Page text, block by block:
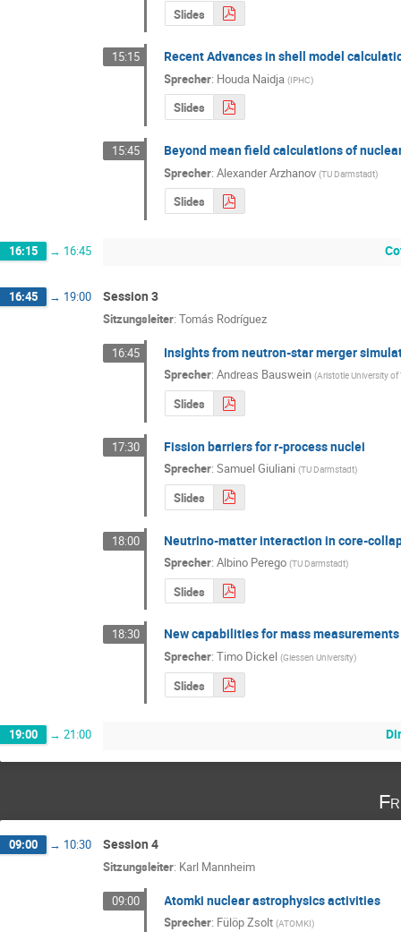
Slides
15:15 Recent Advances in shell model
Sprecher: Houda Naidja (IPHC)
Slides
15:45 Beyond mean field calculations of
Sprecher:Alexander Arzhanov (TU Darmstadt)
Slides
16:15 → 16:45
16:45 → 19:00 Session 3
Sitzungsleiter: Tomás Rodríguez
16:45 Insights from neutron-star merger
Sprecher:Andreas Bauswein (Aristotle University
Slides
17:30 Fission barriers for r-process nuclei
Sprecher:Samuel Giuliani (TU Darmstadt)
Slides
18:00 Neutrino-matter interaction in core-
Sprecher:Albino Perego (TU Darmstadt)
Slides
18:30 New capabilities for mass
Sprecher:Timo Dickel (Giessen University)
Slides
19:00 → 21:00
09:00 → 10:30 Session 4
Sitzungsleiter: Karl Mannheim
09:00 Atomki nuclear astrophysics activities
Sprecher: Fülöp Zsolt (ATOMKI)